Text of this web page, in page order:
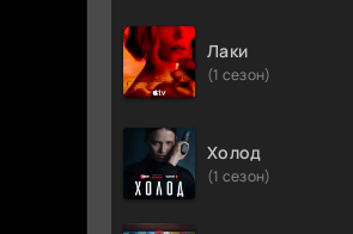
Лаки
(1 сезон)
Холод
(1 сезон)